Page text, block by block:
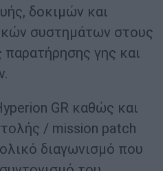
δοκιμών και
συστημάτων στους
παρατήρησης γης και
GR καθώς και
/ mission patch
διαγωνισμό που